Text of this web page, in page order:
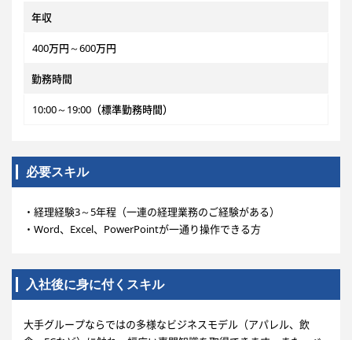
年収
400万円～600万円
勤務時間
10:00～19:00（標準勤務時間）
必要スキル
・経理経験3～5年程（一連の経理業務のご経験がある）
・Word、Excel、PowerPointが一通り操作できる方
入社後に身に付くスキル
大手グループならではの多様なビジネスモデル（アパレル、飲